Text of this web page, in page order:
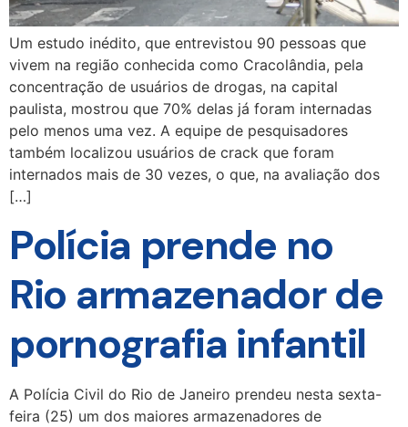
Um estudo inédito, que entrevistou 90 pessoas que
vivem na região conhecida como Cracolândia, pela
concentração de usuários de drogas, na capital
paulista, mostrou que 70% delas já foram internadas
pelo menos uma vez. A equipe de pesquisadores
também localizou usuários de crack que foram
internados mais de 30 vezes, o que, na avaliação dos
[…]
Polícia prende no
Rio armazenador de
pornografia infantil
A Polícia Civil do Rio de Janeiro prendeu nesta sexta-
feira (25) um dos maiores armazenadores de